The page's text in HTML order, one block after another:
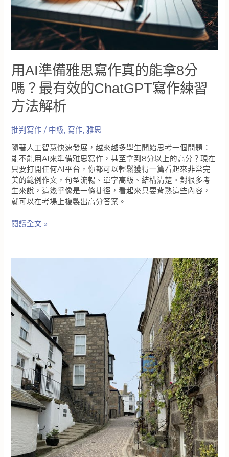
最
有
的
雅
準
備
技
巧
與
人
工
智
慧
學
習
解
析
用AI準備雅思寫作真的能拿8分
嗎？最有效的ChatGPT寫作練習
方法解析
批判寫作 / 中級, 寫作,雅思
隨著人工智慧快速發展，越來越多學生開始思考一個問題：
能不能用AI來準備雅思寫作，甚至拿到8分以上的高分？現在
只要打開任何AI平台，你都可以輕鬆獲得一篇看起來非常完
美的範例作文，句型流暢、單字高級、結構清楚。對很多考
生來說，這幾乎像是一條捷徑，看起來只要背熟這些內容，
就可以在考場上複製出高分答案。
用
準
思
寫
作
真
的
拿
分
嗎？
最
有
效
ChatGPT
寫
作
閱讀全文 »